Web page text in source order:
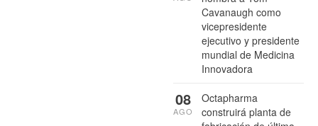
Cavanaugh como
vicepresidente
ejecutivo y presidente
mundial de Medicina
Innovadora
Octapharma
construirá planta de
08
AGO